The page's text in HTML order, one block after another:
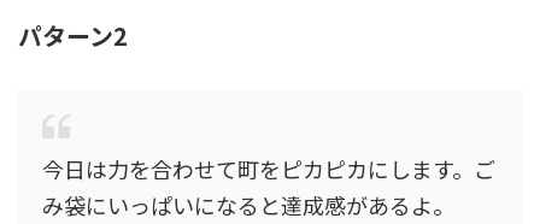
パターン2
今日は力を合わせて町をピカピカにします。ご
み袋にいっぱいになると達成感があるよ。